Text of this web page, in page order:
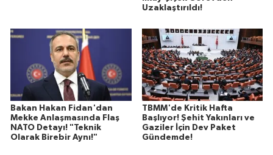
Uzaklaştırıldı!
Bakan Hakan Fidan'dan
Mekke Anlaşmasında Flaş
NATO Detayı! "Teknik
Olarak Birebir Aynı!"
TBMM'de Kritik Hafta
Başlıyor! Şehit Yakınları ve
Gaziler İçin Dev Paket
Gündemde!